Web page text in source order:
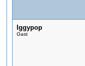
Iggypop
Gast